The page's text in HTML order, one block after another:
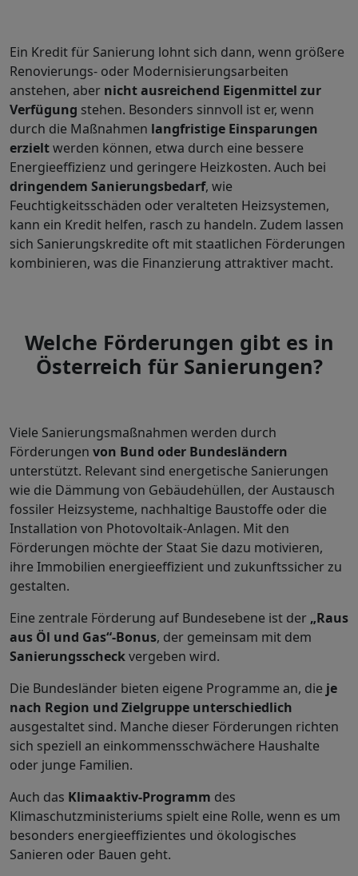
Ein Kredit für Sanierung lohnt sich dann, wenn größere
Renovierungs- oder Modernisierungsarbeiten
anstehen, aber nicht ausreichend Eigenmittel zur
Verfügung stehen. Besonders sinnvoll ist er, wenn
durch die Maßnahmen langfristige Einsparungen
erzieltwerden können, etwa durch eine bessere
Energieeffizienz und geringere Heizkosten. Auch bei
dringendem Sanierungsbedarf, wie
Feuchtigkeitsschäden oder veralteten Heizsystemen,
kann ein Kredit helfen, rasch zu handeln. Zudem lassen
sich Sanierungskredite oft mit staatlichen Förderungen
kombinieren, was die Finanzierung attraktiver macht.
Welche Förderungen gibt es in
Österreich für Sanierungen?
Viele Sanierungsmaßnahmen werden durch
Förderungen von Bund oder Bundesländern
unterstützt. Relevant sind energetische Sanierungen
wie die Dämmung von Gebäudehüllen, der Austausch
fossiler Heizsysteme, nachhaltige Baustoffe oder die
Installation von Photovoltaik-Anlagen. Mit den
Förderungen möchte der Staat Sie dazu motivieren,
ihre Immobilien energieeffizient und zukunftssicher zu
gestalten.
Eine zentrale Förderung auf Bundesebene ist der „Raus
aus Öl und Gas“-Bonus, der gemeinsam mit dem
Sanierungsscheckvergeben wird.
Die Bundesländer bieten eigene Programme an, die je
nach Region und Zielgruppe unterschiedlich
ausgestaltet sind. Manche dieser Förderungen richten
sich speziell an einkommensschwächere Haushalte
oder junge Familien.
Auch das Klimaaktiv-Programm des
Klimaschutzministeriums spielt eine Rolle, wenn es um
besonders energieeffizientes und ökologisches
Sanieren oder Bauen geht.